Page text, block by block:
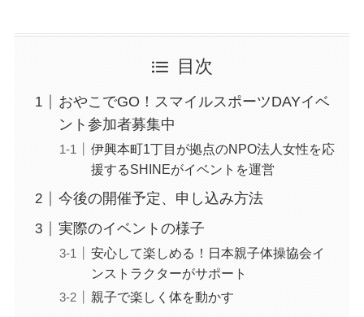
目次
おやこでGO！スマイルスポーツDAYイベ
ント参加者募集中
伊興本町1丁目が拠点のNPO法人女性を応
援するSHINEがイベントを運営
今後の開催予定、申し込み方法
実際のイベントの様子
安心して楽しめる！日本親子体操協会イ
ンストラクターがサポート
親子で楽しく体を動かす